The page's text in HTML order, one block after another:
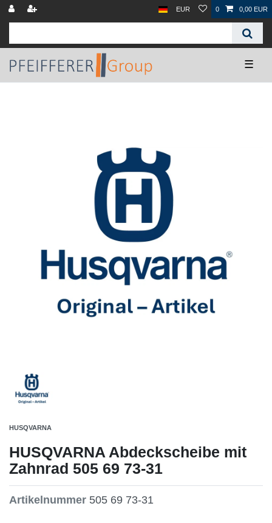
EUR 0 0,00 EUR
☰
HUSQVARNA
HUSQVARNA Abdeckscheibe mit
Zahnrad 505 69 73-31
Artikelnummer 505 69 73-31